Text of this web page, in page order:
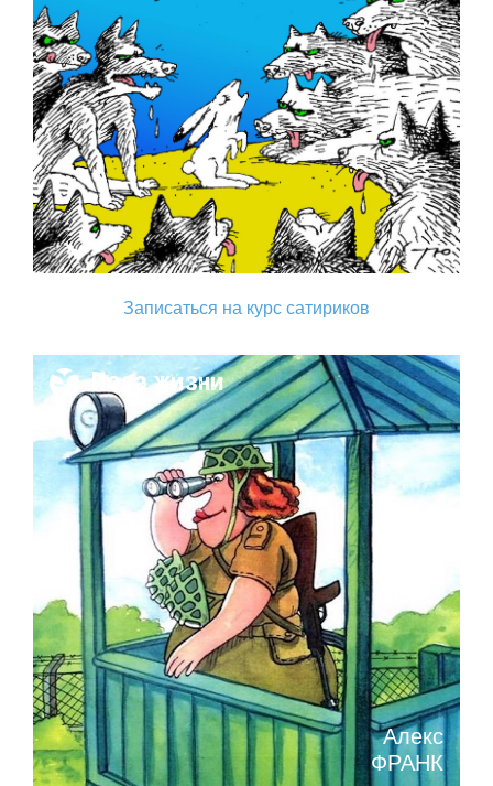
Записаться на курс сатириков
Поза жизни
Алекс
ФРАНК